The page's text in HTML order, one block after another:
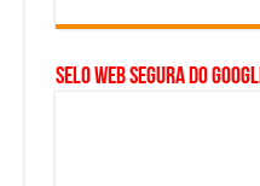
SELO WEB SEGURA do